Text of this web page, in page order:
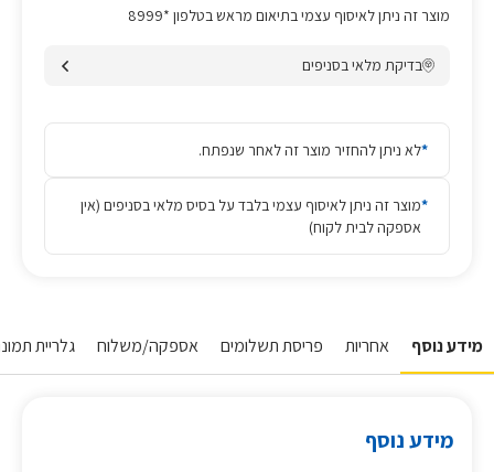
מוצר זה ניתן לאיסוף עצמי בתיאום מראש בטלפון *8999
בדיקת מלאי בסניפים
*לא ניתן להחזיר מוצר זה לאחר שנפתח.
*מוצר זה ניתן לאיסוף עצמי בלבד על בסיס מלאי בסניפים (אין
אספקה לבית לקוח)
מידע נוסף אחריות פריסת תשלומים אספקה/משלוח גלריית
מידע נוסף